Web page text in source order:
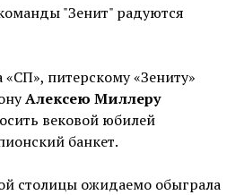
питерскому «Зениту»
Алексею Миллеру
вековой юбилей
банкет.
столицы ожидаемо обыграла